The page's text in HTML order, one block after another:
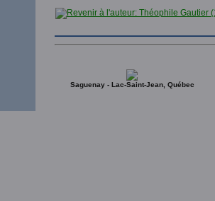
Saguenay - Lac-Saint-Jean, Québec